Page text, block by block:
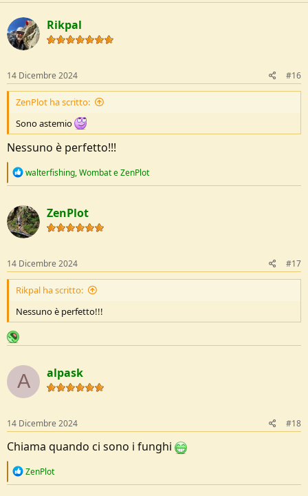
Rikpal
14 Dicembre 2024 #16
ZenPlot ha scritto:
Sono astemio
Nessuno è perfetto!!!
R
c
t
i
o
s
:
walterfishing,WombateZenPlot
ZenPlot
14 Dicembre 2024 #17
Rikpal ha scritto:
Nessuno è perfetto!!!
A alpask
14 Dicembre 2024 #18
Chiama quando ci sono i funghi
R
ZenPlot